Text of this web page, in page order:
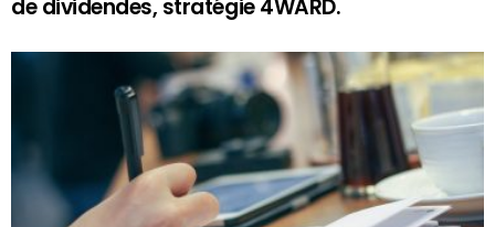
de dividendes, stratégie 4WARD.